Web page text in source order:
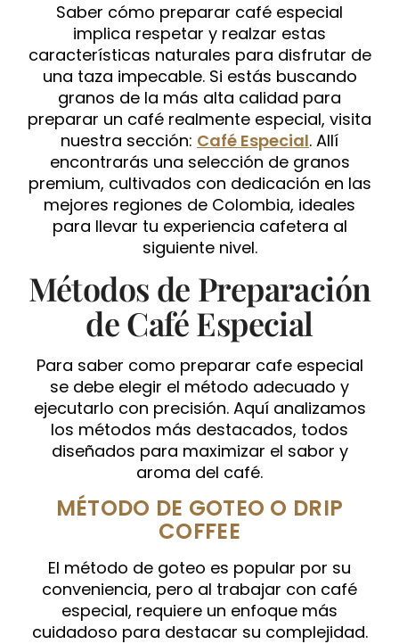
Saber cómo preparar café especial
implica respetar y realzar estas
características naturales para disfrutar de
una taza impecable. Si estás buscando
granos de la más alta calidad para
preparar un café realmente especial, visita
nuestra sección: Café Especial. Allí
encontrarás una selección de granos
premium, cultivados con dedicación en las
mejores regiones de Colombia, ideales
para llevar tu experiencia cafetera al
siguiente nivel.
Métodos de Preparación
de Café Especial
Para saber como preparar cafe especial
se debe elegir el método adecuado y
ejecutarlo con precisión. Aquí analizamos
los métodos más destacados, todos
diseñados para maximizar el sabor y
aroma del café.
MÉTODO DE GOTEO O DRIP
COFFEE
El método de goteo es popular por su
conveniencia, pero al trabajar con café
especial, requiere un enfoque más
cuidadoso para destacar su complejidad.